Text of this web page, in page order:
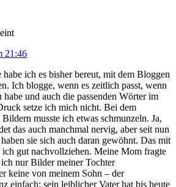
21:46
ich es bisher bereut, mit dem Bloggen
Ich blogge, wenn es zeitlich passt, wenn
habe und auch die passenden Wörter im
setze ich mich nicht. Bei dem
musste ich etwas schmunzeln. Ja,
das auch manchmal nervig, aber seit nun
sie sich auch daran gewöhnt. Das mit
gut nachvollziehen. Meine Mom fragte
nur Bilder meiner Tochter
keine von meinem Sohn – der
einfach: sein leiblicher Vater hat bis heute